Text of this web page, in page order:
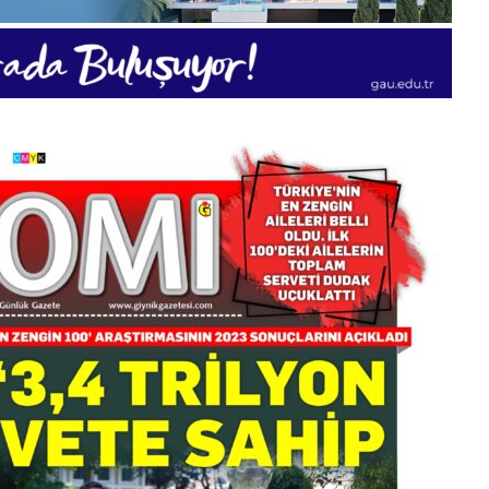
28
Kasım
Cuma
2025,
Gıynık
28 Kasım 2025
28 Kasım Cuma 2025, Gıynık
Medya manşetleri